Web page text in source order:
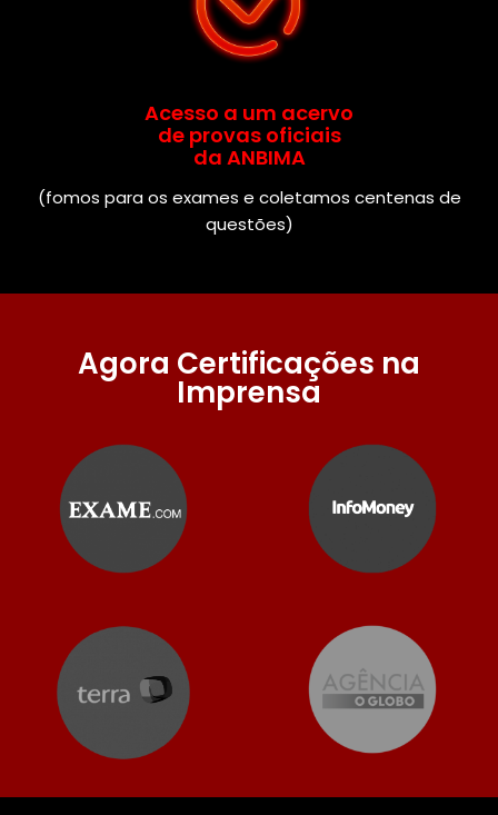
Acesso a um acervo
de provas oficiais
da ANBIMA
(fomos para os exames e coletamos centenas de
questões)
Agora Certificações na
Imprensa